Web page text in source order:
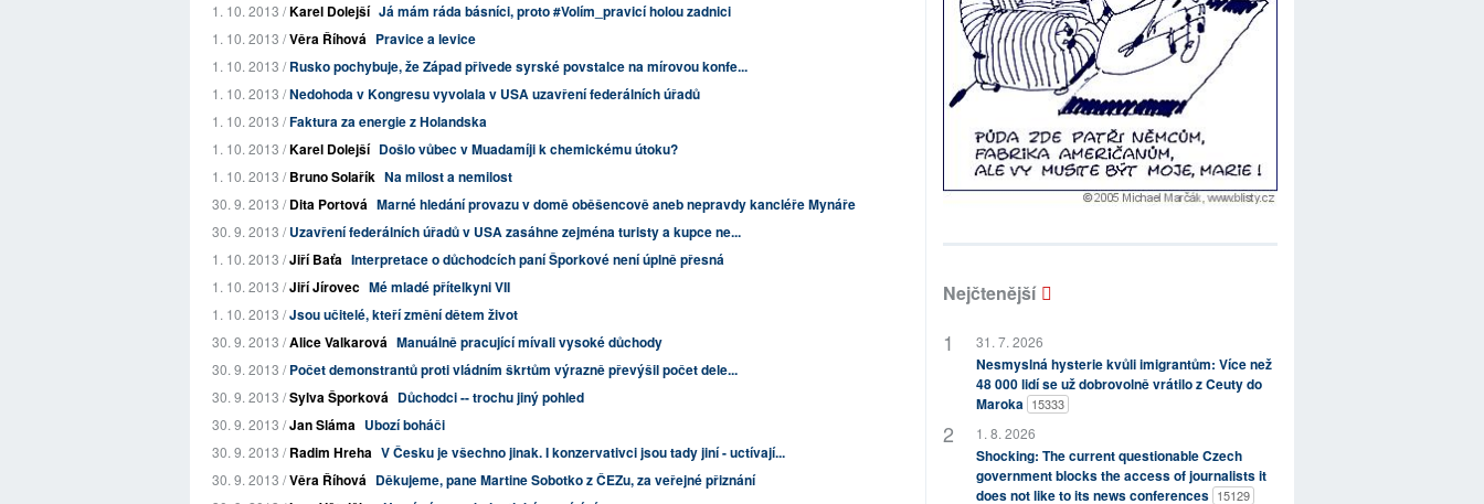
1. 10. 2013 /Karel Dolejší Já mám ráda básníci, proto #Volím_pravicí holou zadnici
1. 10. 2013 /Věra Říhová Pravice a levice
1. 10. 2013 /Rusko pochybuje, že Západ přivede syrské povstalce na mírovou konfe...
1. 10. 2013 /Nedohoda v Kongresu vyvolala v USA uzavření federálních úřadů
1. 10. 2013 /Faktura za energie z Holandska
1. 10. 2013 /Karel Dolejší Došlo vůbec v Muadamíji k chemickému útoku?
1. 10. 2013 /Bruno Solařík Na milost a nemilost
30. 9. 2013 /Dita Portová Marné hledání provazu v domě oběšencově aneb nepravdy kancléře Mynáře
30. 9. 2013 /Uzavření federálních úřadů v USA zasáhne zejména turisty a kupce ne...
1. 10. 2013 /Jiří Baťa Interpretace o důchodcích paní Šporkové není úplně přesná
1. 10. 2013 /Jiří Jírovec Mé mladé přítelkyni VII
1. 10. 2013 /Jsou učitelé, kteří změní dětem život
30. 9. 2013 /Alice Valkarová Manuálně pracující mívali vysoké důchody
30. 9. 2013 /Počet demonstrantů proti vládním škrtům výrazně převýšil počet dele...
30. 9. 2013 /Sylva Šporková Důchodci -- trochu jiný pohled
30. 9. 2013 /Jan Sláma Ubozí boháči
30. 9. 2013 /Radim Hreha V Česku je všechno jinak. I konzervativci jsou tady jiní - uctívají...
30. 9. 2013 /Věra Říhová Děkujeme, pane Martine Sobotko z ČEZu, za veřejné přiznání
Nejčtenější
31. 7. 2026
Nesmyslná hysterie kvůli imigrantům: Více než
48 000 lidí se už dobrovolně vrátilo z Ceuty do
Maroka 15333
1. 8. 2026
Shocking: The current questionable Czech
government blocks the access of journalists it
does not like to its news conferences 15129